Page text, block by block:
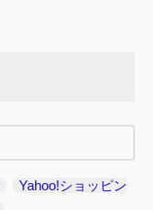
Yahoo!ショッピン